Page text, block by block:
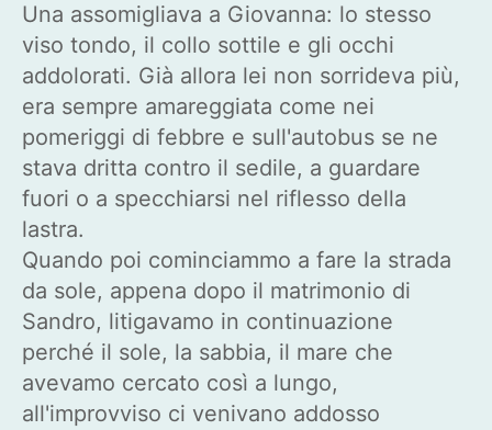
Una assomigliava a Giovanna: lo stesso
viso tondo, il collo sottile e gli occhi
addolorati. Già allora lei non sorrideva più,
era sempre amareggiata come nei
pomeriggi di febbre e sull'autobus se ne
stava dritta contro il sedile, a guardare
fuori o a specchiarsi nel riflesso della
lastra.
Quando poi cominciammo a fare la strada
da sole, appena dopo il matrimonio di
Sandro, litigavamo in continuazione
perché il sole, la sabbia, il mare che
avevamo cercato così a lungo,
all'improvviso ci venivano addosso